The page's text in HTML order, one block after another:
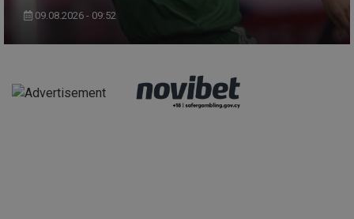
09.08.2026 - 09:52